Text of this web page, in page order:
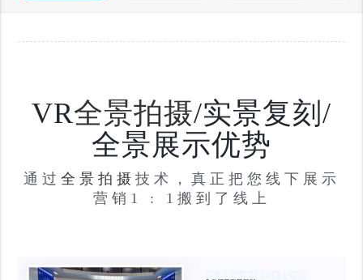
VR全景拍摄/实景复刻/
全景展示优势
通过 全景拍摄 技术，真正把您线下展示
营销1 : 1搬到了线上